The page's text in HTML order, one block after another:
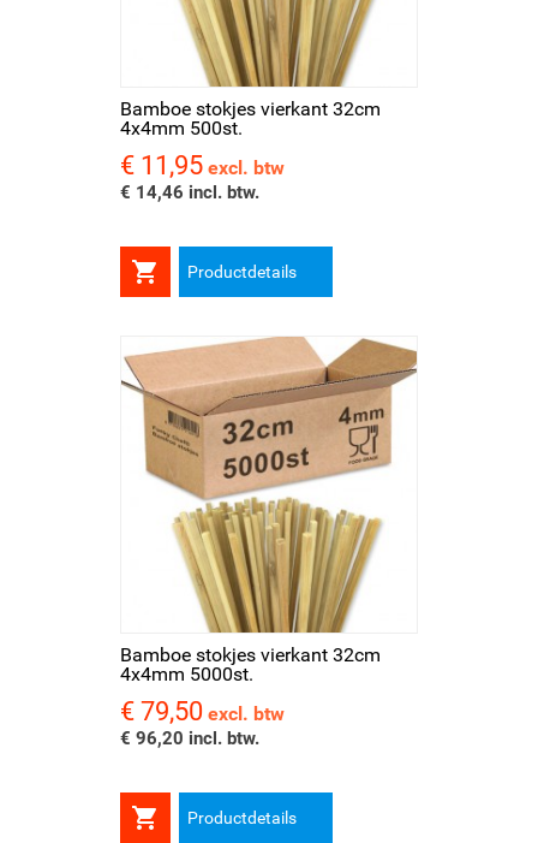
Bamboe stokjes vierkant 32cm
4x4mm 500st.
Prijs
€ 11,95 excl. btw
€ 14,46 incl. btw.
 Productdetails
Bamboe stokjes vierkant 32cm
4x4mm 5000st.
Prijs
€ 79,50 excl. btw
€ 96,20 incl. btw.
 Productdetails